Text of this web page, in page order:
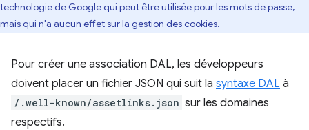
technologie de Google qui peut être utilisée pour les mots de passe,
mais qui n'a aucun effet sur la gestion des cookies.
Pour créer une association DAL, les développeurs
doivent placer un fichier JSON qui suit la syntaxe DAL à
/.well-known/assetlinks.json sur les domaines
respectifs.